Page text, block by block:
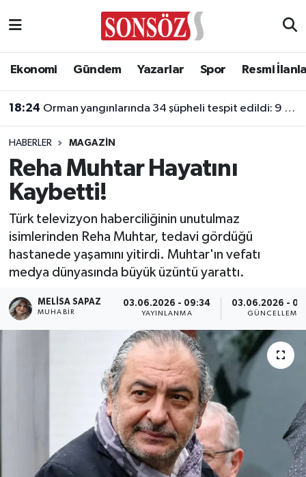
Ekonomi Gündem Yazarlar Spor Resmi
18:24 Orman yangınlarında 34 şüpheli tespit edildi: 9 kişi tutuklandı
HABERLER MAGAZIN
Reha Muhtar Hayatını
Kaybetti!
Türk televizyon haberciliğinin unutulmaz
isimlerinden Reha Muhtar, tedavi gördüğü
hastanede yaşamını yitirdi. Muhtar'ın vefatı
medya dünyasında büyük üzüntü yarattı.
MELISA SAPAZ
MUHABIR
03.06.2026 - 09:34
YAYINLANMA
03.06.2026 -
GÜNCELLEME
Asayiş
Biyografi
Çevre
Diğer
Dünya
Eğitim
Ekonomi
Gündem
Gurme
Ankara Nöbetçi Eczaneler
Ankara Trafik Yoğunluk Haritası
Süper Lig Puan Durumu ve Fikstür
Tüm Manşetler
Son Dakika Haberleri
Haber Arşivi